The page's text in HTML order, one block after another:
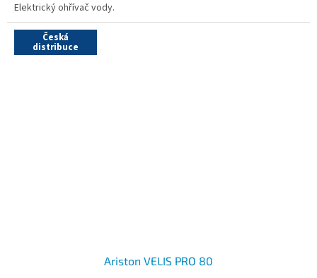
Elektrický ohřívač vody.
Česká
distribuce
Ariston VELIS PRO 80